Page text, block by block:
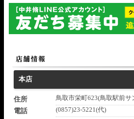
本店
住所
鳥取市栄町623(鳥取駅前サ
電話
(0857)23-5221(代)